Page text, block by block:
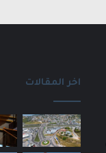
اخر المقالات